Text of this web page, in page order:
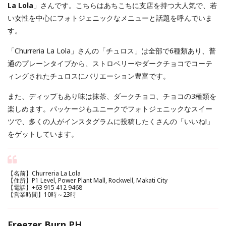
La Lola 」さんです。こちらはあちこちに支店を持つ大人気で、若
い女性を中心にフォトジェニックなメニューと話題を呼んでいま
す。
「Churreria La Lola」さんの「チュロス」は全部で6種類あり、普
通のプレーンタイプから、ストロベリーやダークチョコでコーテ
ィングされたチュロスにバリエーション豊富です。
また、ディップもあり味は抹茶、ダークチョコ、チョコの3種類を
楽しめます。パッケージもユニークでフォトジェニックなスイー
ツで、多くの人がインスタグラムに投稿したくさんの「いいね!」
をゲットしています。
【名前】Churreria La Lola
【住所】P1 Level, Power Plant Mall, Rockwell, Makati City
【電話】+63 915 412 9468
【営業時間】10時～23時